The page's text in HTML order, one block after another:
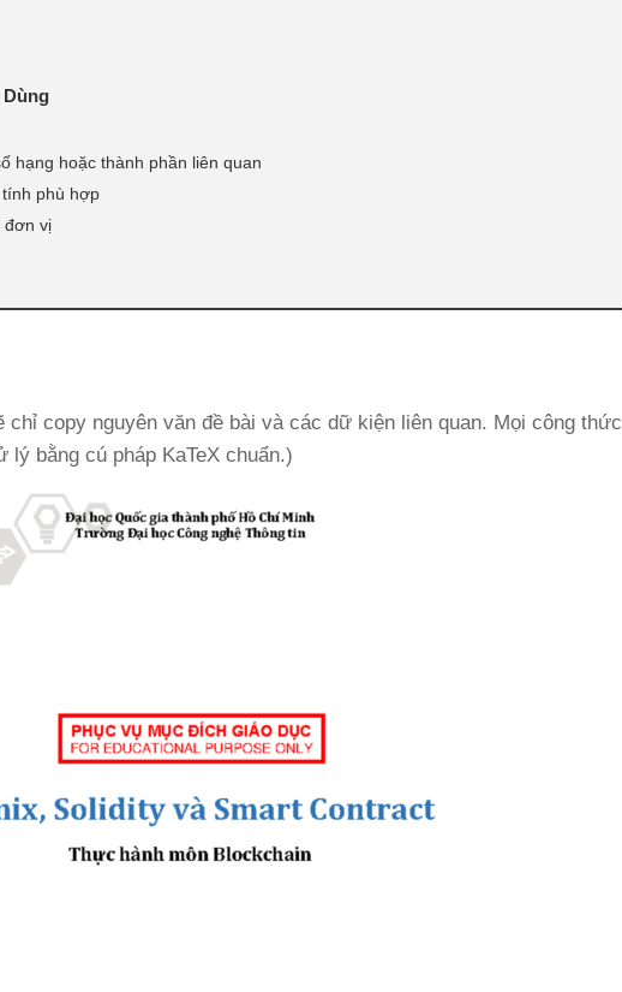
Dùng
hạng hoặc thành phần liên quan
phù hợp
đơn vị
chỉ copy nguyên văn đề bài và các dữ kiện liên quan. Mọi công thức
bằng cú pháp KaTeX chuẩn.)